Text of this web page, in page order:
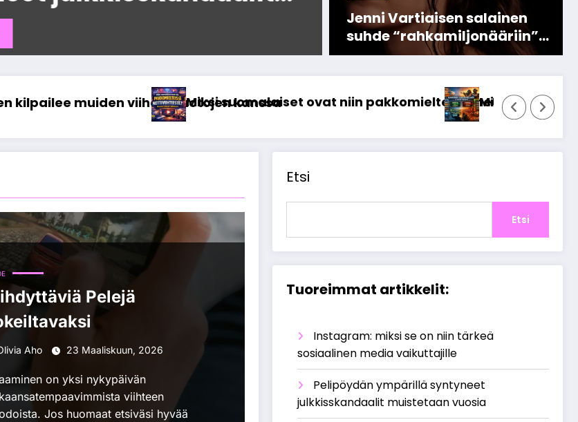
Read More
Jenni Vartiaisen salainen
suhde “rahkamiljonääriin”
– kestänyt jo vuosikausia!
niin pakkomielteisiä nettiviihteestä? Olemme tehneet tutkimusta
Miksi ranking-järjestelmät muokkaavat pelaajienNettikasinoiden
Pelejä
Aho 23 Maaliskuun, 2026
on yksi nykypäivän
viihteen
Jos huomaat etsiväsi hyvää
Etsi
Etsi
Tuoreimmat artikkelit:
Instagram: miksi se on niin tärkeä
sosiaalinen media vaikuttajille
Pelipöydän ympärillä syntyneet
julkkisskandaalit muistetaan vuosia